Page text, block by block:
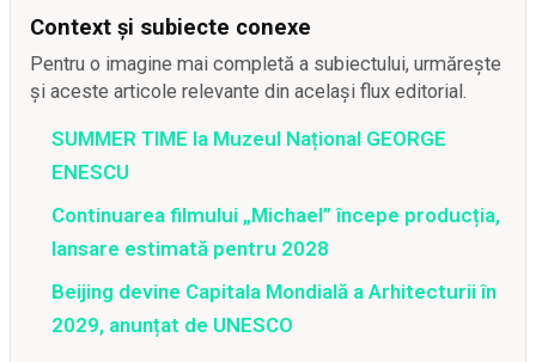
Context și subiecte conexe
Pentru o imagine mai completă a subiectului, urmărește
și aceste articole relevante din același flux editorial.
SUMMER TIME la Muzeul Național GEORGE
ENESCU
Continuarea filmului „Michael” începe producția,
lansare estimată pentru 2028
Beijing devine Capitala Mondială a Arhitecturii în
2029, anunțat de UNESCO